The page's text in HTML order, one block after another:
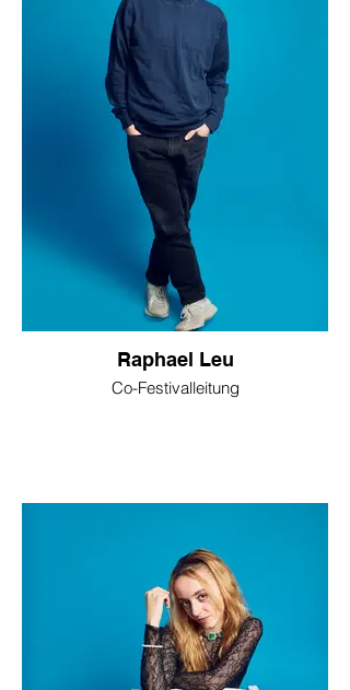
Raphael Leu
Co-Festivalleitung